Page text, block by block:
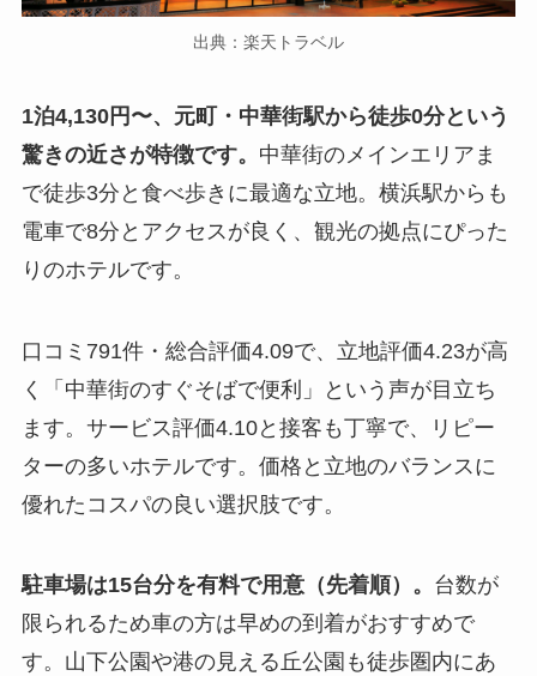
出典：楽天トラベル
1泊4,130円〜、元町・中華街駅から徒歩0分という
驚きの近さが特徴です。 中華街のメインエリアま
で徒歩3分と食べ歩きに最適な立地。横浜駅からも
電車で8分とアクセスが良く、観光の拠点にぴった
りのホテルです。
口コミ791件・総合評価4.09で、立地評価4.23が高
く「中華街のすぐそばで便利」という声が目立ち
ます。サービス評価4.10と接客も丁寧で、リピー
ターの多いホテルです。価格と立地のバランスに
優れたコスパの良い選択肢です。
駐車場は15台分を有料で用意（先着順）。 台数が
限られるため車の方は早めの到着がおすすめで
す。山下公園や港の見える丘公園も徒歩圏内にあ